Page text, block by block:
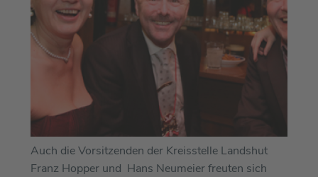
Auch die Vorsitzenden der Kreisstelle Landshut
Franz Hopper und Hans Neumeier freuten sich